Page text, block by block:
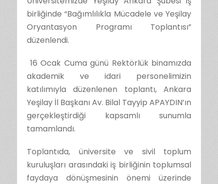
birliğinde “Bağımlılıkla Mücadele ve Yeşilay
Oryantasyon Programı Toplantısı”
düzenlendi.
16 Ocak Cuma günü Rektörlük binamızda
akademik ve idari personelimizin
katılımıyla düzenlenen toplantı, Ankara
Yeşilay İl Başkanı Av. Bilal Tayyip APAYDIN’ın
gerçekleştirdiği kapsamlı sunumla
tamamlandı.
Toplantıda, üniversite ve sivil toplum
kuruluşları arasındaki iş birliğinin toplumsal
faydaya dönüşmesinin önemi üzerinde